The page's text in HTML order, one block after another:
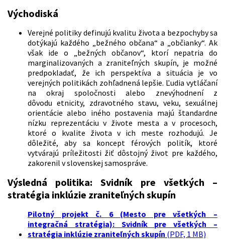
Východiská
Verejné politiky definujú kvalitu života a bezpochyby sa
dotýkajú každého „bežného občana“ a „občianky“. Ak
však ide o „bežných občanov“, ktorí nepatria do
marginalizovaných a zraniteľných skupín, je možné
predpokladať, že ich perspektíva a situácia je vo
verejných politikách zohľadnená lepšie. Ľudia vytláčaní
na okraj spoločnosti alebo znevýhodnení z
dôvodu etnicity, zdravotného stavu, veku, sexuálnej
orientácie alebo iného postavenia majú štandardne
nízku reprezentáciu v živote mesta a v procesoch,
ktoré o kvalite života v ich meste rozhodujú. Je
dôležité, aby sa koncept férových politík, ktoré
vytvárajú príležitosti žiť dôstojný život pre každého,
zakorenil v slovenskej samospráve.
Výsledná politika: Svidník pre všetkých –
stratégia inklúzie zraniteľných skupín
Pilotný projekt č. 6 (Mesto pre všetkých –
integračná stratégia): Svidník pre všetkých –
stratégia inklúzie zraniteľných skupín (PDF, 1 MB)